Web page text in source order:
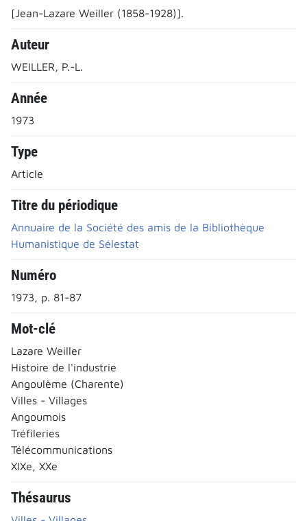
[Jean-Lazare Weiller (1858-1928)].
Auteur
WEILLER, P.-L.
Année
1973
Type
Article
Titre du périodique
Annuaire de la Société des amis de la Bibliothèque
Humanistique de Sélestat
Numéro
1973, p. 81-87
Mot-clé
Lazare Weiller
Histoire de l'industrie
Angoulème (Charente)
Villes - Villages
Angoumois
Tréfileries
Télécommunications
XIXe, XXe
Thésaurus